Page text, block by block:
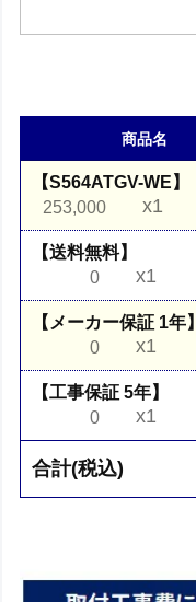
商品名
【S564ATGV-WE】
253,000
x1
【送料無料】
0
x1
【メーカー保証 1年】
0
x1
【工事保証 5年】
0
x1
合計(税込)